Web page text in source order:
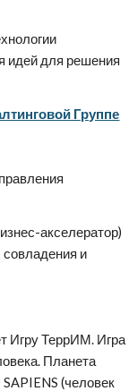
идей для решения
Группе
акселератор)
и
Игру ТеррИМ. Игра
Планета
(человек